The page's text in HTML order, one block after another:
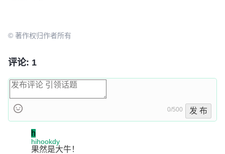
© 著作权归作者所有
评论: 1
0/500 发 布
h
hihookdy
果然是大牛！